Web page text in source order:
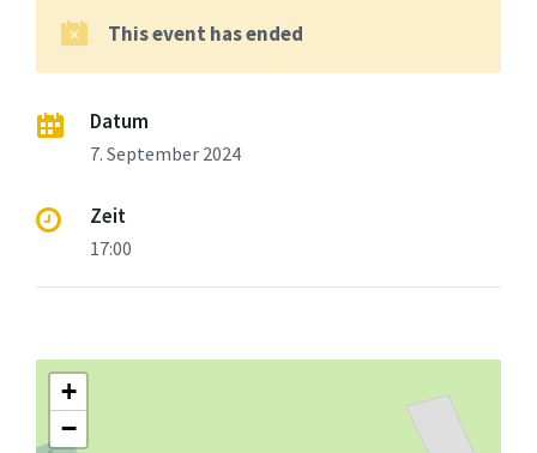
This event has ended
Datum
7. September 2024
Zeit
17:00
+
−